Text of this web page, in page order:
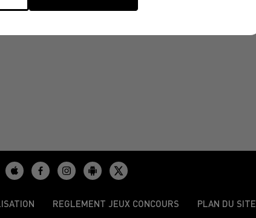
REGLEMENT JEUX CONCOURS PLAN DU SITE